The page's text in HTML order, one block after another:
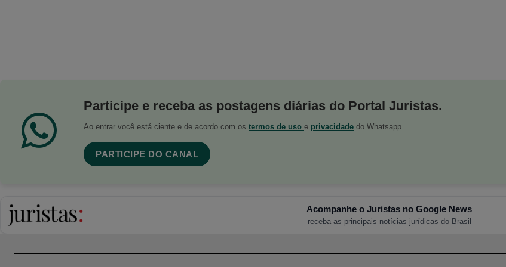
Participe e receba as postagens diárias do Portal Juristas.
Ao entrar você está ciente e de acordo com os termos de uso e privacidade do Whatsapp.
PARTICIPE DO CANAL
Acompanhe o Juristas no Google News
receba as principais notícias jurídicas do Brasil